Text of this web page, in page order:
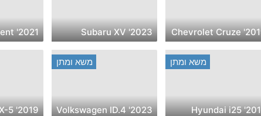
2019'
2023' Subaru XV
2021' Hyundai Accent
משא ומתן
2015'
משא ומתן
2023' Volkswagen ID.4
2019' Mazda CX-5